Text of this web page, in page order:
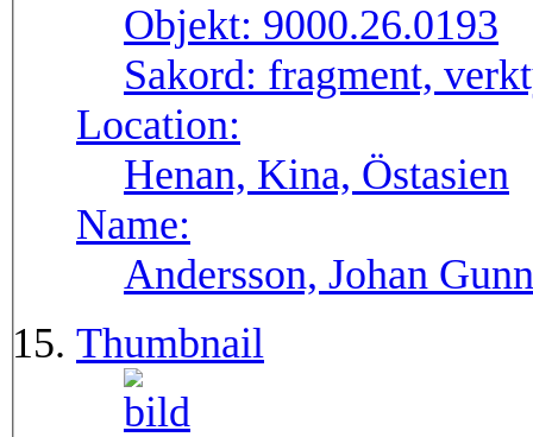
Objekt: 9000.26.0193
Sakord: fragment,
Location:
Henan, Kina, Östasien
Name:
Andersson, Johan
Thumbnail